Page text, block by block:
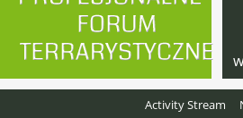
Activity Stream